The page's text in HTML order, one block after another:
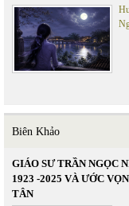
Biên Khảo
GIÁO SƯ TRẦN NGỌC
1923 -2025 VÀ ƯỚC
TÂN